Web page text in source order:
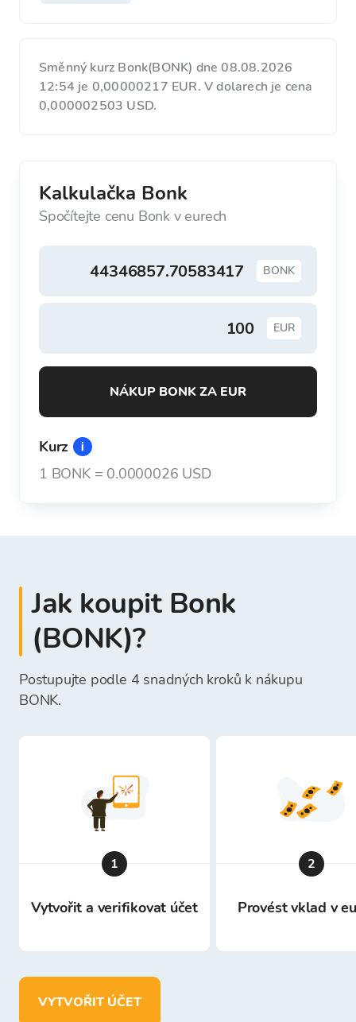
Směnný kurz Bonk(BONK) dne 08.08.2026
12:54 je 0,00000217 EUR. V dolarech je cena
0,000002503 USD.
Kalkulačka Bonk
Spočítejte cenu Bonk v eurech
BONK
EUR
NÁKUP BONK ZA EUR
Kurz
1 BONK= 0.0000026 USD
Jak koupit Bonk
(BONK)?
Postupujte podle 4 snadných kroků k nákupu
BONK.
1
Vytvořit a verifikovat účet
2
Provést vklad v
VYTVOŘIT ÚČET